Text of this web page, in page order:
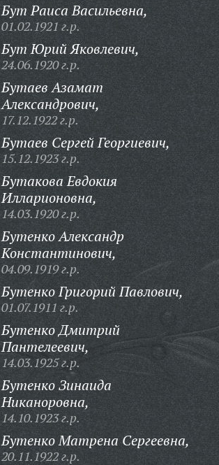
Бут Раиса Васильевна,
01.02.1921 г.р.
Бут Юрий Яковлевич,
24.06.1920 г.р.
Бутаев Азамат
Александрович,
17.12.1922 г.р.
Бутаев Сергей Георгиевич,
15.12.1923 г.р.
Бутакова Евдокия
Илларионовна,
14.03.1920 г.р.
Бутенко Александр
Константинович,
04.09.1919 г.р.
Бутенко Григорий Павлович,
01.07.1911 г.р.
Бутенко Дмитрий
Пантелеевич,
14.03.1925 г.р.
Бутенко Зинаида
Никаноровна,
14.10.1923 г.р.
Бутенко Матрена Сергеевна,
20.11.1922 г.р.